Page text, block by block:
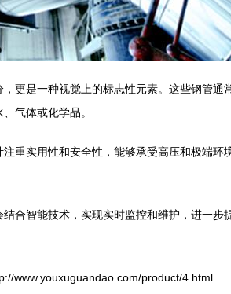
更是一种视觉上的标志性元素。这些钢管
气体或化学品。
重实用性和安全性，能够承受高压和极端
合智能技术，实现实时监控和维护，进一步
www.youxuguandao.com/product/4.html